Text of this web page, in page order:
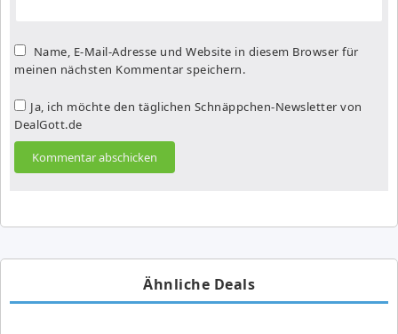
Name, E-Mail-Adresse und Website in diesem Browser für
meinen nächsten Kommentar speichern.
Ja, ich möchte den täglichen Schnäppchen-Newsletter von
DealGott.de
Ähnliche Deals